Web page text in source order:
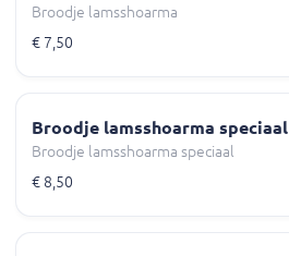
Broodje lamsshoarma
€ 7,50
Broodje lamsshoarma speciaal
Broodje lamsshoarma speciaal
€ 8,50